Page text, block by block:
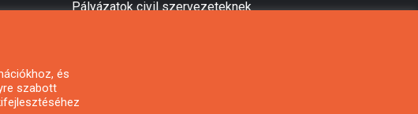
Pályázatok civil szervezeteknek
és
szabott